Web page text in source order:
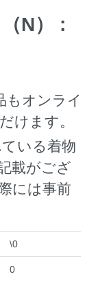
N） :
もオンライ
けます。
いる着物
載がござ
には事前
\0
0